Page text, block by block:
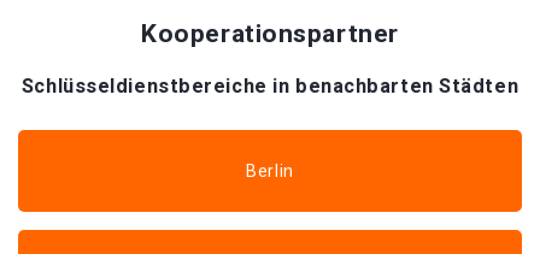
Kooperationspartner
Schlüsseldienstbereiche in benachbarten Städten
Berlin